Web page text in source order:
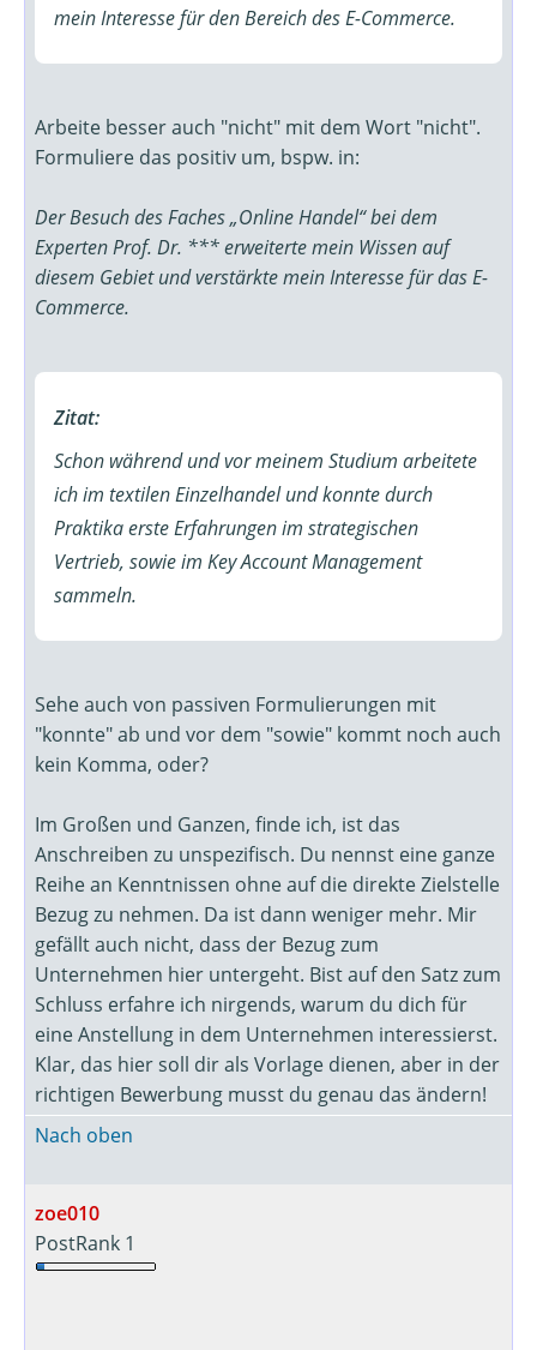
mein Interesse für den Bereich des E-Commerce.
Arbeite besser auch "nicht" mit dem Wort "nicht".
Formuliere das positiv um, bspw. in:
Der Besuch des Faches „Online Handel“ bei dem
Experten Prof. Dr. *** erweiterte mein Wissen auf
diesem Gebiet und verstärkte mein Interesse für das E-
Commerce.
Zitat:
Schon während und vor meinem Studium arbeitete
ich im textilen Einzelhandel und konnte durch
Praktika erste Erfahrungen im strategischen
Vertrieb, sowie im Key Account Management
sammeln.
Sehe auch von passiven Formulierungen mit
"konnte" ab und vor dem "sowie" kommt noch auch
kein Komma, oder?
Im Großen und Ganzen, finde ich, ist das
Anschreiben zu unspezifisch. Du nennst eine ganze
Reihe an Kenntnissen ohne auf die direkte Zielstelle
Bezug zu nehmen. Da ist dann weniger mehr. Mir
gefällt auch nicht, dass der Bezug zum
Unternehmen hier untergeht. Bist auf den Satz zum
Schluss erfahre ich nirgends, warum du dich für
eine Anstellung in dem Unternehmen interessierst.
Klar, das hier soll dir als Vorlage dienen, aber in der
richtigen Bewerbung musst du genau das ändern!
Nach oben
zoe010
PostRank 1